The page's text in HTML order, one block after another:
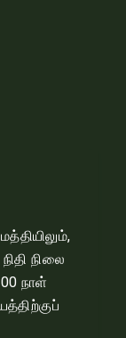
நிலை
நாள்